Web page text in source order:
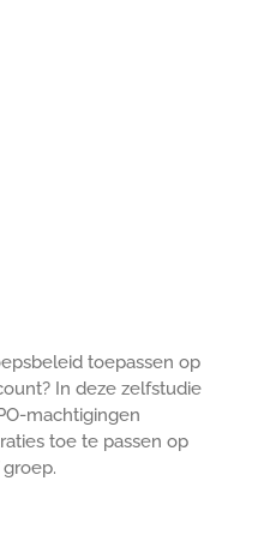
toepassen op
In deze zelfstudie
machtigingen
toe te passen op